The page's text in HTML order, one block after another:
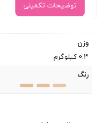
توضیحات تکمیلی
وزن
0.3 کیلوگرم
رنگ